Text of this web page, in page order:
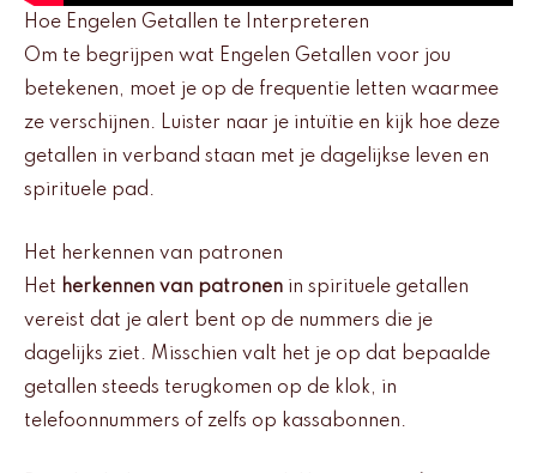
Hoe Engelen Getallen te Interpreteren
Om te begrijpen wat Engelen Getallen voor jou
betekenen, moet je op de frequentie letten waarmee
ze verschijnen. Luister naar je intuïtie en kijk hoe deze
getallen in verband staan met je dagelijkse leven en
spirituele pad.
Het herkennen van patronen
Het herkennen van patronen in spirituele getallen
vereist dat je alert bent op de nummers die je
dagelijks ziet. Misschien valt het je op dat bepaalde
getallen steeds terugkomen op de klok, in
telefoonnummers of zelfs op kassabonnen.